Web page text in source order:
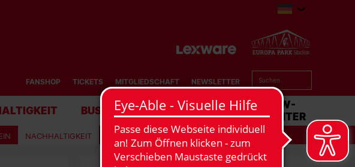
FANSHOP TICKETS MITGLIEDSCHAFT NEWSLETTER
BUSINESS STADION MATCHCENTER
NACHHALTIGKEIT